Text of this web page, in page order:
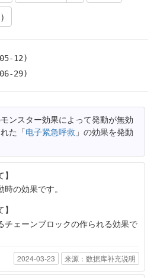
12)
29)
モンスター効果によって発動が無効
た「电子紧急呼救 」の効果を発動
の効果です。
チェーンブロックの作られる効果で
2024-03-23 来源：数据库补充说明